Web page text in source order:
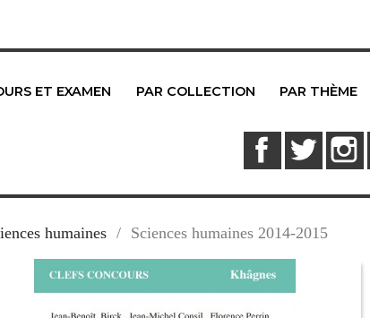
ET EXAMEN PAR COLLECTION PAR THÈME
FacebookTwitter
humaines Sciences humaines 2014-2015